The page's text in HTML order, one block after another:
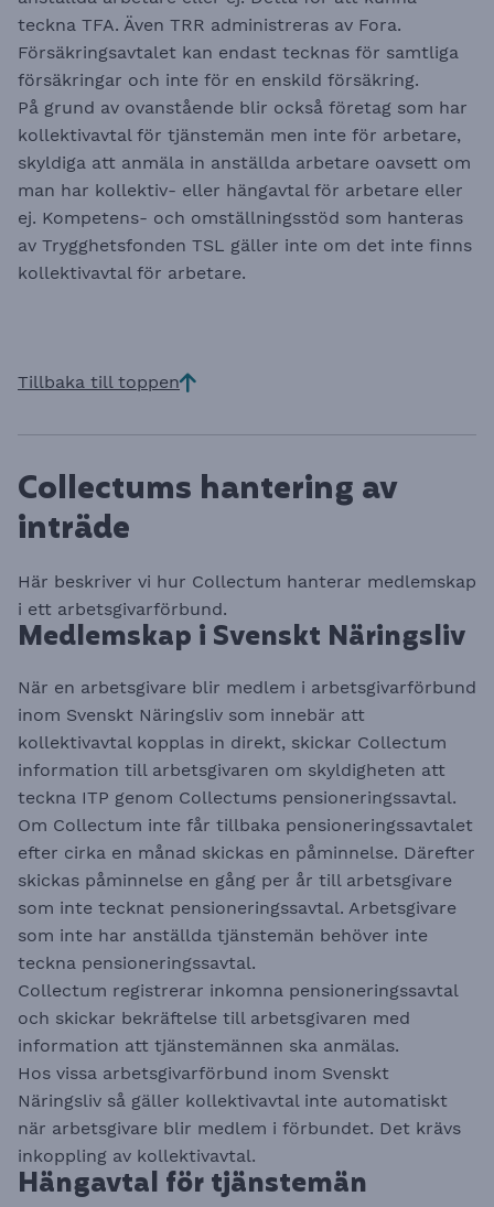
teckna TFA. Även TRR administreras av Fora.
Försäkringsavtalet kan endast tecknas för samtliga
försäkringar och inte för en enskild försäkring.
På grund av ovanstående blir också företag som har
kollektivavtal för tjänstemän men inte för arbetare,
skyldiga att anmäla in anställda arbetare oavsett om
man har kollektiv- eller hängavtal för arbetare eller
ej. Kompetens- och omställningsstöd som hanteras
av Trygghetsfonden TSL gäller inte om det inte finns
kollektivavtal för arbetare.
Tillbaka till toppen
Collectums hantering av
inträde
Här beskriver vi hur Collectum hanterar medlemskap
i ett arbetsgivarförbund.
Medlemskap i Svenskt Näringsliv
När en arbetsgivare blir medlem i arbetsgivarförbund
inom Svenskt Näringsliv som innebär att
kollektivavtal kopplas in direkt, skickar Collectum
information till arbetsgivaren om skyldigheten att
teckna ITP genom Collectums pensioneringssavtal.
Om Collectum inte får tillbaka pensioneringssavtalet
efter cirka en månad skickas en påminnelse. Därefter
skickas påminnelse en gång per år till arbetsgivare
som inte tecknat pensioneringssavtal. Arbetsgivare
som inte har anställda tjänstemän behöver inte
teckna pensioneringssavtal.
Collectum registrerar inkomna pensioneringssavtal
och skickar bekräftelse till arbetsgivaren med
information att tjänstemännen ska anmälas.
Hos vissa arbetsgivarförbund inom Svenskt
Näringsliv så gäller kollektivavtal inte automatiskt
när arbetsgivare blir medlem i förbundet. Det krävs
inkoppling av kollektivavtal.​​​​​​​​​​
​​​​​​​Hängavtal för tjänstemän